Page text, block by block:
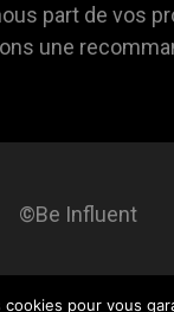
part de vos
une
©Be Influent
pour vous